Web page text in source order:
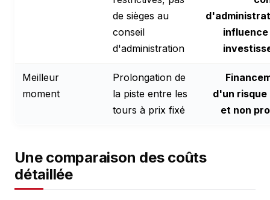
de sièges au
conseil
d'administration
influence
Meilleur
moment
Prolongation de
la piste entre les
tours à prix fixé
d'un risque
et non
Une comparaison des coûts
détaillée